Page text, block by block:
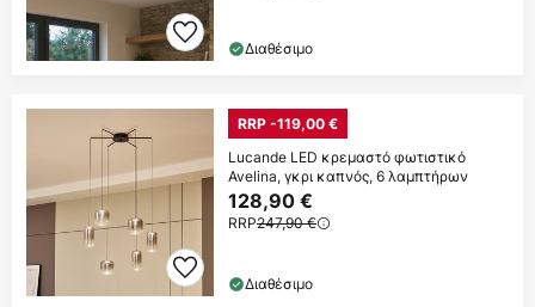
Διαθέσιμο
RRP -119,00 €
Lucande LED κρεμαστό φωτιστικό
Avelina, γκρι καπνός, 6 λαμπτήρων
128,90 €
RRP247,90 €
Διαθέσιμο